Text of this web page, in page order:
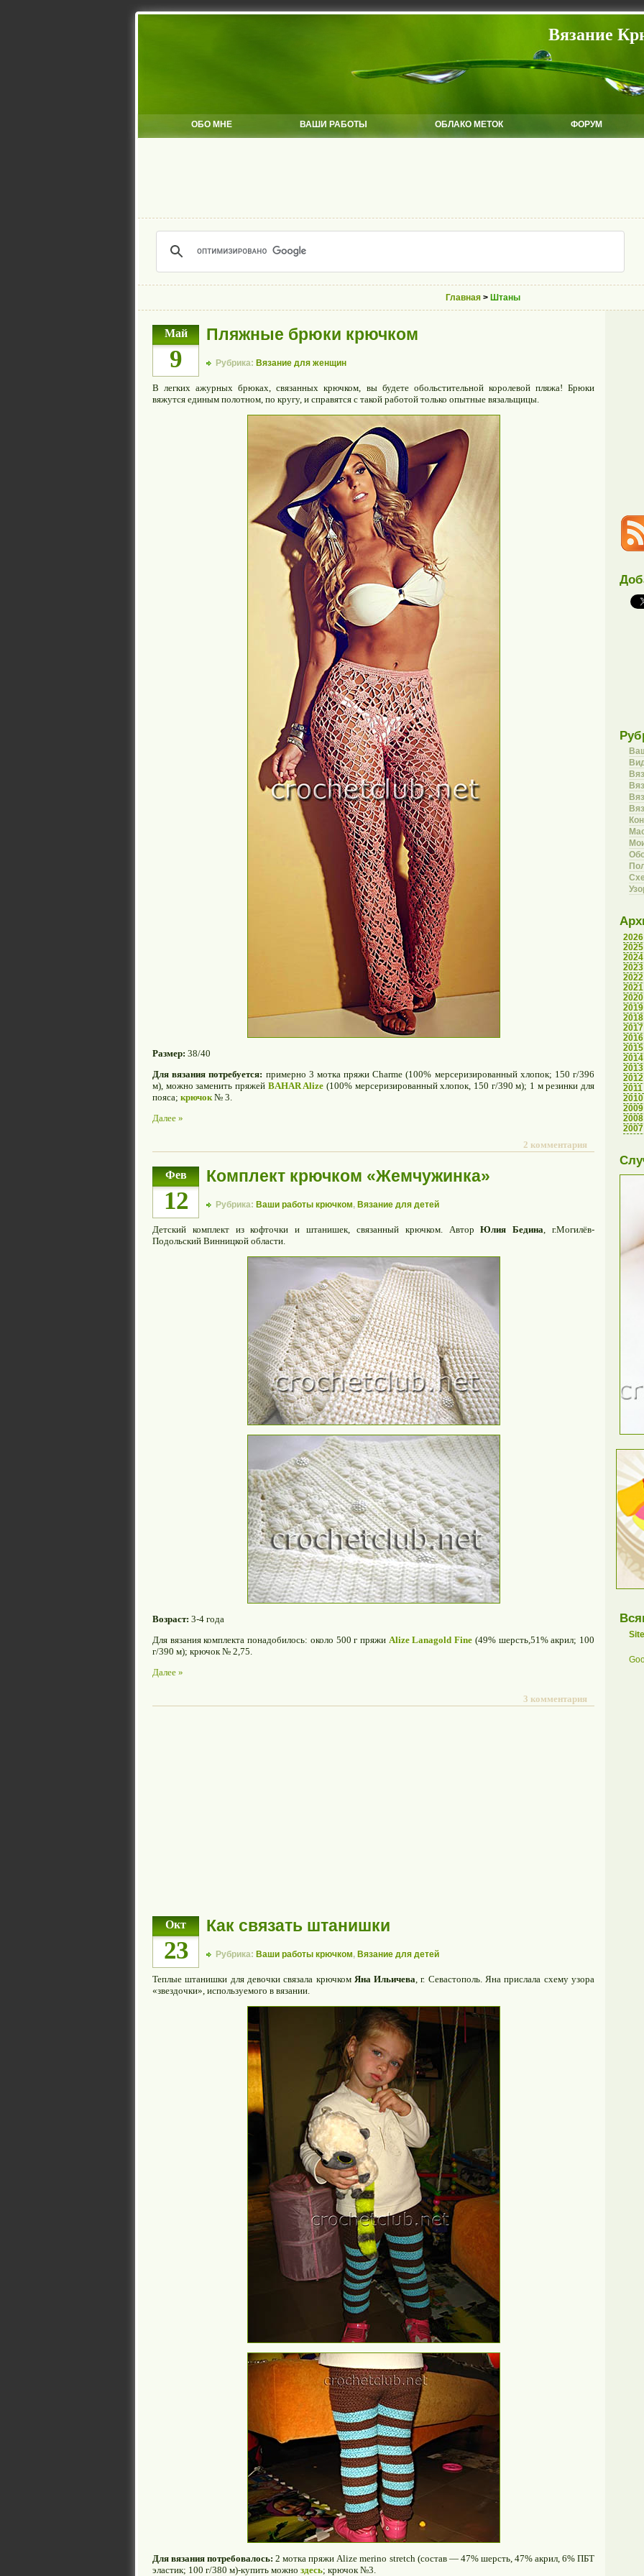
Вязание
ОБО МНЕ ВАШИ РАБОТЫ ОБЛАКО МЕТОК ФОРУМ
Главная > Штаны
Май
9
Пляжные брюки крючком
Рубрика: Вязание для женщин
В легких ажурных брюках, связанных крючком, вы будете обольстительной королевой пляжа! Брюки
вяжутся единым полотном, по кругу, и справятся с такой работой только опытные вязальщицы.
Размер: 38/40
Для вязания потребуется: примерно 3 мотка пряжи Charme (100% мерсеризированный хлопок; 150 г/396
м), можно заменить пряжей BAHAR Alize (100% мерсеризированный хлопок, 150 г/390 м); 1 м резинки для
пояса; крючок№ 3.
Далее »
2 комментария
Фев
12
Комплект крючком «Жемчужинка»
Рубрика: Ваши работы крючком, Вязание для детей
Детский комплект из кофточки и штанишек, связанный крючком. АвторЮлия Бедина , г.Могилёв-
Подольский Винницкой области.
Возраст: 3-4 года
Для вязания комплекта понадобилось: около 500 г пряжи Аlize Lanagold Fine (49% шерсть,51% акрил; 100
г/390 м); крючок № 2,75.
Далее »
3 комментария
Окт
23
Как связать штанишки
Рубрика: Ваши работы крючком, Вязание для детей
Теплые штанишки для девочки связала крючком Яна Ильичева , г. Севастополь. Яна прислала схему узора
«звездочки», используемого в вязании.
Для вязания потребовалось: 2 мотка пряжи Alize merino stretch (состав — 47% шерсть, 47% акрил, 6% ПБТ
эластик; 100 г/380 м)-купить можно здесь; крючок №3.